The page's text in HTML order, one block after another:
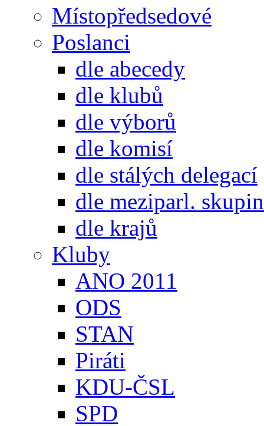
Místopředsedové
Poslanci
dle abecedy
dle klubů
dle výborů
dle komisí
dle stálých delegací
dle meziparl. skupin
dle krajů
Kluby
ANO 2011
ODS
STAN
Piráti
KDU-ČSL
SPD